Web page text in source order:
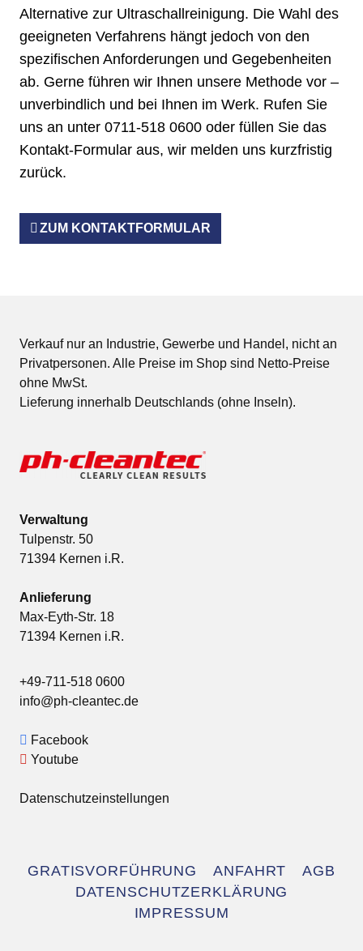
Alternative zur Ultraschallreinigung. Die Wahl des
geeigneten Verfahrens hängt jedoch von den
spezifischen Anforderungen und Gegebenheiten
ab. Gerne führen wir Ihnen unsere Methode vor –
unverbindlich und bei Ihnen im Werk. Rufen Sie
uns an unter 0711-518 0600 oder füllen Sie das
Kontakt-Formular aus, wir melden uns kurzfristig
zurück.
ZUM KONTAKTFORMULAR
Verkauf nur an Industrie, Gewerbe und Handel, nicht an
Privatpersonen. Alle Preise im Shop sind Netto-Preise
ohne MwSt.
Lieferung innerhalb Deutschlands (ohne Inseln).
Verwaltung
Tulpenstr. 50
71394 Kernen i.R.
Anlieferung
Max-Eyth-Str. 18
71394 Kernen i.R.
+49-711-518 0600
info@ph-cleantec.de
Facebook
Youtube
Datenschutzeinstellungen
überspringen
GRATISVORFÜHRUNG ANFAHRT
AGB
DATENSCHUTZERKLÄRUNG
IMPRESSUM